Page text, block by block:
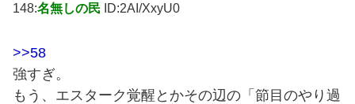
148:名無しの民 ID:2AI/XxyU0
>>58
強すぎ。
もう、エスターク覚醒とかその辺の「節目のやり過